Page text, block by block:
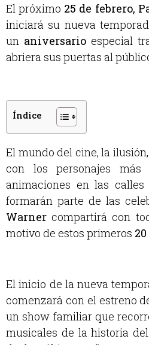
El próximo 25 de febrero,
iniciará su nueva
un aniversario especial
abriera sus puertas al
Índice
El mundo del cine, la
con los personajes más
animaciones en las
formarán parte de las
Warner compartirá con
motivo de estos primeros
El inicio de la nueva
comenzará con el estreno
un show familiar que
musicales de la historia